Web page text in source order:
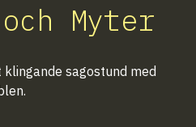
Myter
sagostund med